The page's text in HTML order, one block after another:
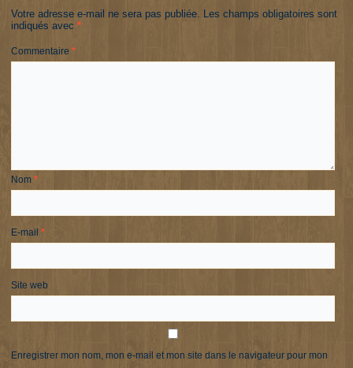
Votre adresse e-mail ne sera pas publiée.
Les champs obligatoires sont
indiqués avec*
Commentaire*
Nom*
E-mail*
Site web
Enregistrer mon nom, mon e-mail et mon site dans le navigateur pour mon